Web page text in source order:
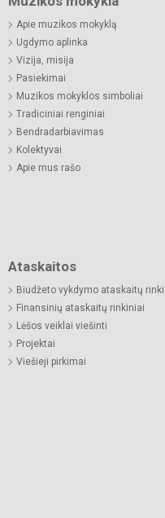
Apie muzikos mokyklą
Ugdymo aplinka
Vizija, misija
Pasiekimai
Muzikos mokyklos simboliai
Tradiciniai renginiai
Bendradarbiavimas
Kolektyvai
Apie mus rašo
Ataskaitos
Biudžeto vykdymo ataskaitų
Finansinių ataskaitų rinkiniai
Lėšos veiklai viešinti
Projektai
Viešieji pirkimai